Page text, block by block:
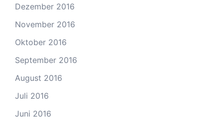
Dezember 2016
November 2016
Oktober 2016
September 2016
August 2016
Juli 2016
Juni 2016